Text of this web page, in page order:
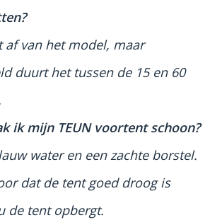
af van het model, maar
duurt het tussen de 15 en 60
ik mijn TEUN voortent schoon?
water en een zachte borstel.
dat de tent goed droog is
de tent opbergt.